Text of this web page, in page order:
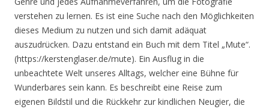
verstehen zu lernen. Es ist eine Suche nach den Möglichkeiten
dieses Medium zu nutzen und sich damit adäquat
auszudrücken. Dazu entstand ein Buch mit dem Titel „Mute“.
(https://kerstenglaser.de/mute). Ein Ausflug in die
unbeachtete Welt unseres Alltags, welcher eine Bühne für
Wunderbares sein kann. Es beschreibt eine Reise zum
eigenen Bildstil und die Rückkehr zur kindlichen Neugier, die